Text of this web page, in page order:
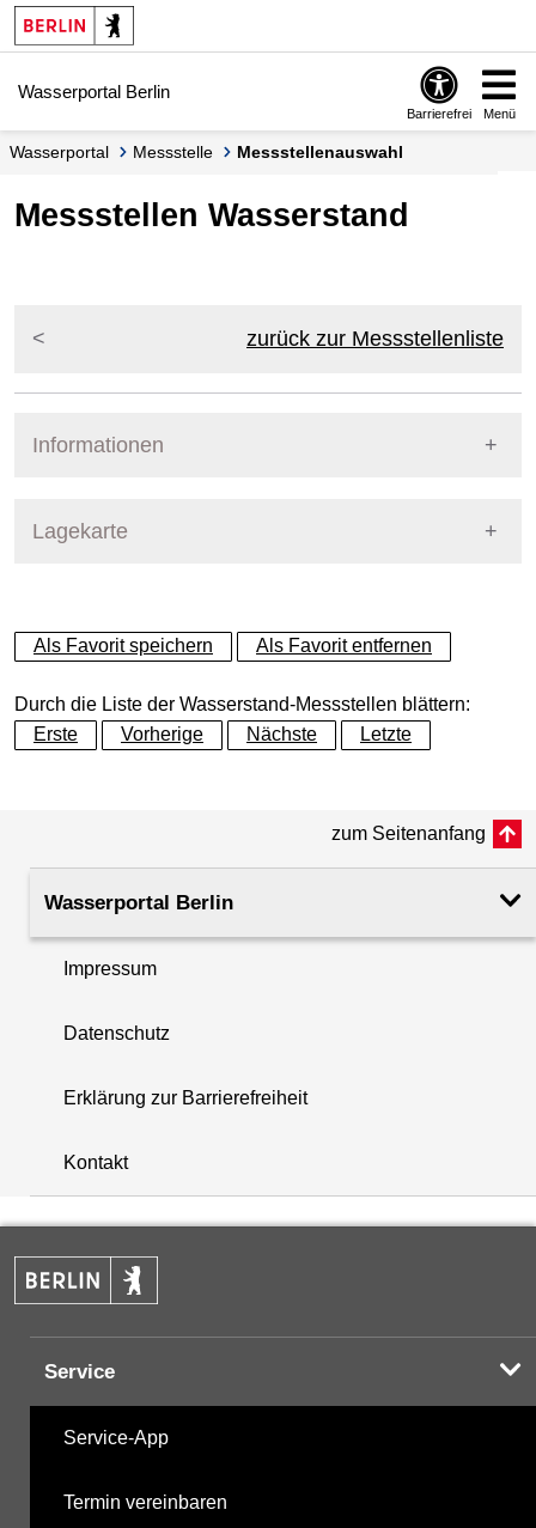
Springe zur Navigation
Springe zum Inhalt
Wasserportal Berlin
Barrierefrei Menü
Wasserportal Messstelle Messstellenauswahl
Messstellen Wasserstand
zurück zur Messstellenliste
Informationen
Lagekarte
+
−
+
−
Als Favorit speichern Als Favorit entfernen
Durch die Liste der Wasserstand-Messstellen blättern:
Erste
Vorherige Nächste Letzte
zum Seitenanfang
Wasserportal Berlin
Impressum
Datenschutz
Erklärung zur Barrierefreiheit
Kontakt
Service
Service-App
Termin vereinbaren